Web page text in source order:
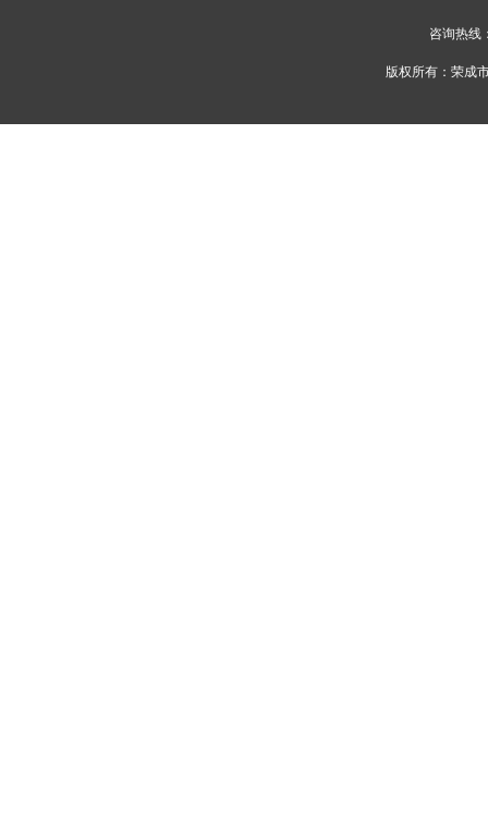
咨询热线
版权所有：荣成